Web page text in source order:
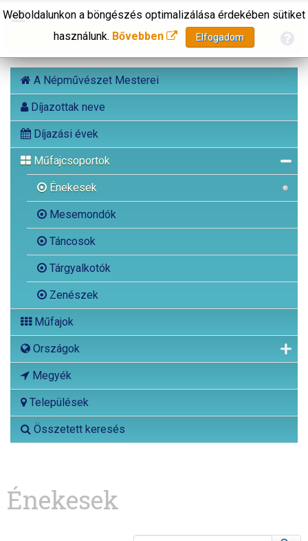
A Népművészet Mesterei
Díjazottak neve
Díjazási évek
Műfajcsoportok
Énekesek
Mesemondók
Táncosok
Tárgyalkotók
Zenészek
Műfajok
Országok
Megyék
Települések
Összetett keresés
Weboldalunkon a böngészés optimalizálása érdekében sütiket
használunk. Bővebben Elfogadom
Énekesek